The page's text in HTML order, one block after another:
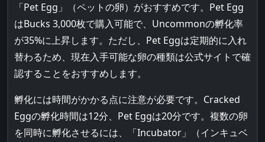
「Pet Egg」（ペットの卵）がおすすめです。Pet Egg
はBucks 3,000枚で購入可能で、Uncommonの孵化率
が35%に上昇します。ただし、Pet Eggは定期的に入れ
替わるため、現在入手可能な卵の種類は公式サイトで確
認することをおすすめします。
孵化には時間がかかる点に注意が必要です。Cracked
Eggの孵化時間は12分、Pet Eggは20分です。複数の卵
を同時に孵化させるには、「Incubator」（インキュベ